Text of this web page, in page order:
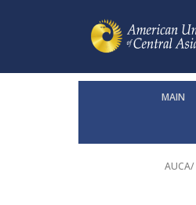
MAIN
AUCA/